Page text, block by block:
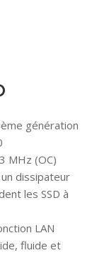
génération
MHz (OC)
dissipateur
les SSD à
LAN
fluide et